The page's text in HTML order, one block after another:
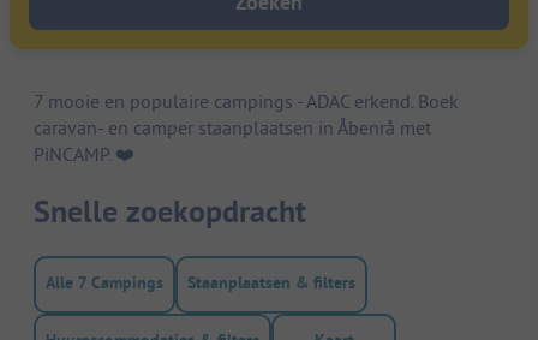
7 mooie en populaire campings - ADAC erkend. Boek
caravan- en camper staanplaatsen in Åbenrå met
PiNCAMP. ❤️️
Snelle zoekopdracht
Alle 7 Campings Staanplaatsen & filters